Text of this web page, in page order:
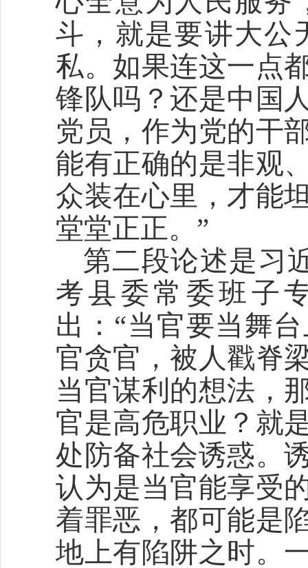
斗，就是要讲大公
私。如果连这一点
锋队吗？还是中国
党员，作为党的干
能有正确的是非观
众装在心里，才能
堂堂正正。”
第二段论述是习
考县委常委班子
出：“当官要当舞
官贪官，被人戳脊
当官谋利的想法，
官是高危职业？就
处防备社会诱惑。
认为是当官能享受
着罪恶，都可能是
地上有陷阱之时。